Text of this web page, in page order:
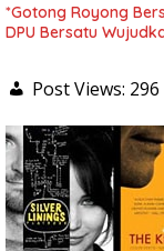
*Gotong Royong
DPU Bersatu
Post Views: 296